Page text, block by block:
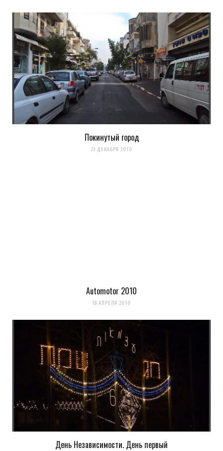
Evgeny Ko
16 ЛЕТ AGO
REPLY
что за вопрос? ответ же так очевиден: когда снег выпадет,
тогда сразу и поеду!
Загрузка...
поехал я давно, а показал только сейчас
Загрузка...
Покинутый город
23 ДЕКАБРЯ 2010
Automotor 2010
18 АПРЕЛЯ 2010
День Независимости. День первый